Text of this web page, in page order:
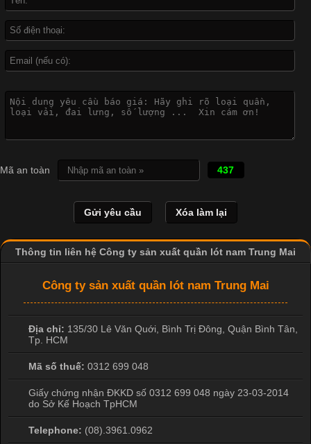
biệt là các sản phẩm từ vải thun. Hiện nay,
Đại
Cập nhật 2026-04-21 15:41:03
In Chuyển Nhiệt Là Gì? Công Nghệ In Hiện Đại Trong Ngành
May Mặc Trong ngành in ấn và thời trang, in chuyển nhiệt đang
hình ảnh sắc nét và bền màu. Đặc biệt, kỹ thuật này được ứng
dụng rộng rãi trong sản xuất áo thun, đồ thể thao
Mã an toàn 437
Thông tin liên hệ Công ty sản xuất quần lót nam Trung Mai
Công ty sản xuất quần lót nam Trung Mai
Địa chỉ: 135/30 Lê Văn Quới, Bình Trị Đông Quận Bình Tân
Tp. HCM
Mã số thuế: 0312 699 048
Giấy chứng nhận ĐKKD số 0312 699 048 ngày 23-03-2014
do Sở Kế Hoạch TpHCM
Telephone: (08).3961.0962